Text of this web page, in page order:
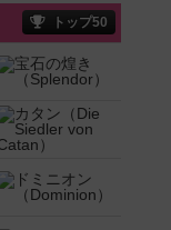
トップ50